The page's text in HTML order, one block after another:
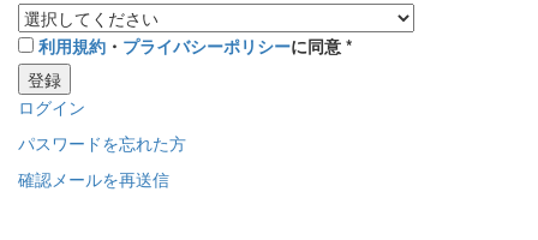
利用規約 ・ プライバシーポリシーに同意 *
登録
ログイン
パスワードを忘れた方
確認メールを再送信